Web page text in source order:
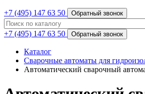
+7 (495) 147 63 50 Обратный звонок
+7 (495) 147 63 50 Обратный звонок
Каталог
Сварочные автоматы для
Автоматический сварочный